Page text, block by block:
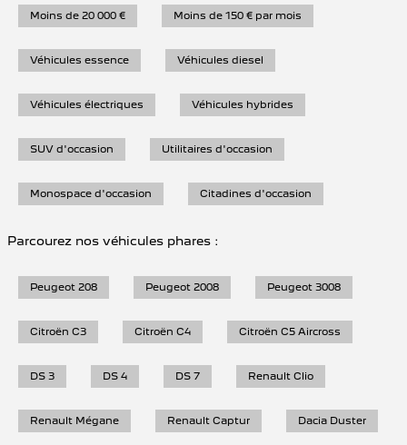
Moins de 20 000 € Moins de 150 € par mois
Véhicules essence Véhicules diesel
Véhicules électriques Véhicules hybrides
SUV d'occasion Utilitaires d'occasion
Monospace d'occasion Citadines d'occasion
Parcourez nos véhicules phares :
Peugeot 208 Peugeot 2008 Peugeot 3008
Citroën C3 Citroën C4 Citroën C5 Aircross
DS 3 DS 4 DS 7 Renault Clio
Renault Mégane Renault Captur Dacia Duster